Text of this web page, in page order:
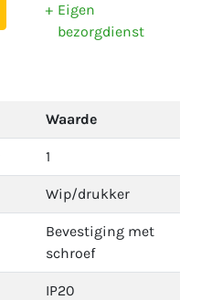
Eigen
bezorgdienst
Waarde
1
Wip/drukker
Bevestiging met
schroef
IP20